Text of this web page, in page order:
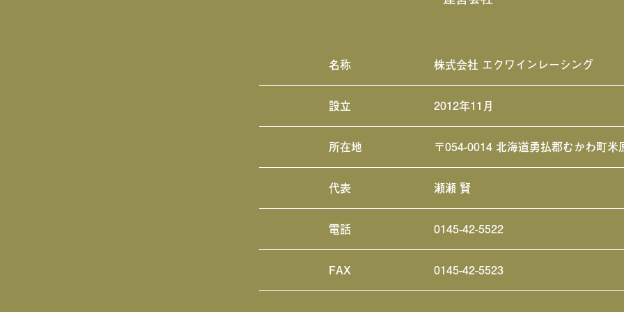
名称 株式会社 エクワインレーシング
設立 2012年11月
所在地 〒054-0014 北海道勇払郡むかわ町米
代表 瀬瀬 賢
電話 0145-42-5522
FAX 0145-42-5523